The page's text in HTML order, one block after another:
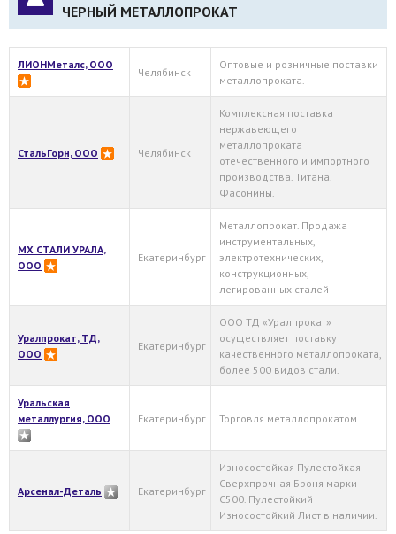
ЧЕРНЫЙ МЕТАЛЛОПРОКАТ
ЛИОНМеталс, ООО
Челябинск
Оптовые и розничные поставки
металлопроката.
СтальГорн, ООО Челябинск
Комплексная поставка
нержавеющего
металлопроката
отечественного и импортного
производства. Титана.
Фасонины.
МХ СТАЛИ УРАЛА,
ООО
Екатеринбург
Металлопрокат. Продажа
инструментальных,
электротехнических,
конструкционных,
легированных сталей
Уралпрокат, ТД,
ООО
Екатеринбург
ООО ТД «Уралпрокат»
осуществляет поставку
качественного металлопроката,
более 500 видов стали.
Уральская
металлургия, ООО
Екатеринбург Торговля металлопрокатом
Арсенал-Деталь Екатеринбург
Износостойкая Пулестойкая
Сверхпрочная Броня марки
С500. Пулестойкий
Износостойкий Лист в наличии.